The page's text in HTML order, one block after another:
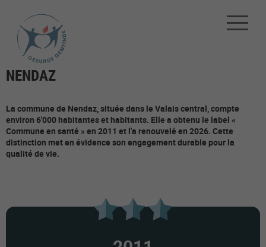
NENDAZ
La commune de Nendaz, située dans le Valais central, compte
environ 6'000 habitantes et habitants. Elle a obtenu le label «
Commune en santé » en 2011 et l'a renouvelé en 2026. Cette
distinction met en évidence son engagement durable pour la
qualité de vie.